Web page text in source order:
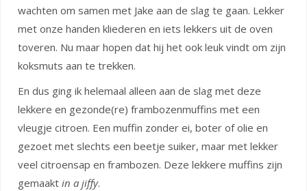
wachten om samen met Jake aan de slag te gaan. Lekker
met onze handen kliederen en iets lekkers uit de oven
toveren. Nu maar hopen dat hij het ook leuk vindt om zijn
koksmuts aan te trekken.
En dus ging ik helemaal alleen aan de slag met deze
lekkere en gezonde(re) frambozenmuffins met een
vleugje citroen. Een muffin zonder ei, boter of olie en
gezoet met slechts een beetje suiker, maar met lekker
veel citroensap en frambozen. Deze lekkere muffins zijn
gemaakt in a jiffy.